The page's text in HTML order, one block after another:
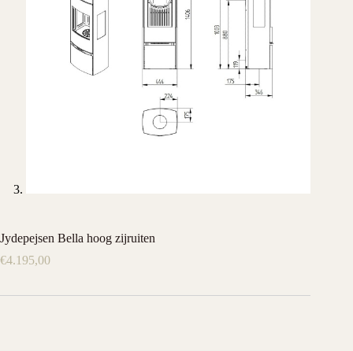
Jydepejsen Bella hoog zijruiten
€4.195,00